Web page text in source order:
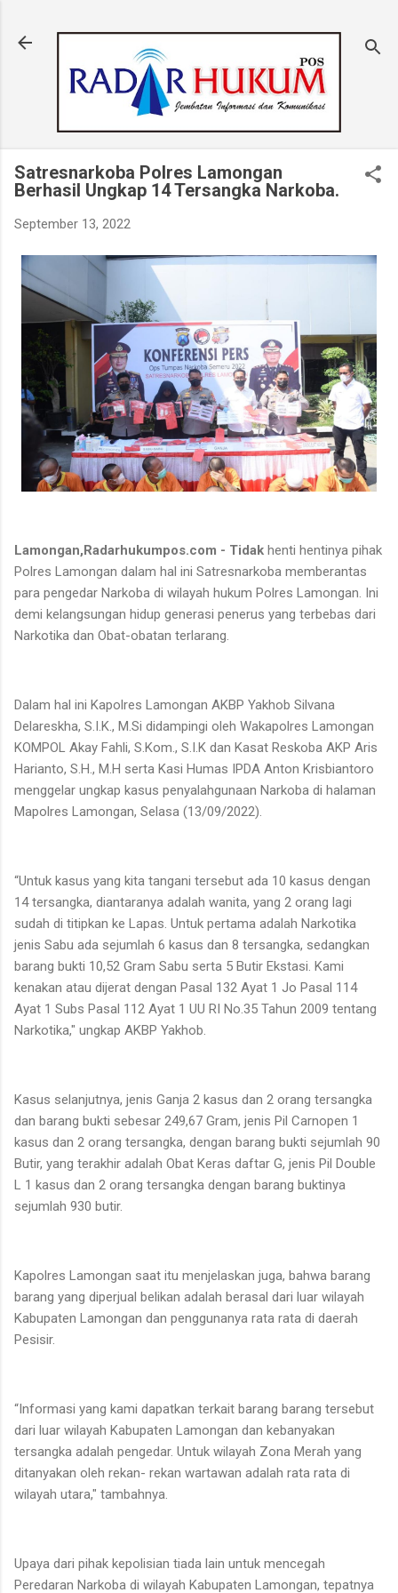
Satresnarkoba Polres Lamongan
Berhasil Ungkap 14 Tersangka Narkoba.
September 13, 2022
Lamongan,Radarhukumpos.com - Tidak henti hentinya pihak
Polres Lamongan dalam hal ini Satresnarkoba memberantas
para pengedar Narkoba di wilayah hukum Polres Lamongan. Ini
demi kelangsungan hidup generasi penerus yang terbebas dari
Narkotika dan Obat-obatan terlarang.
Dalam hal ini Kapolres Lamongan AKBP Yakhob Silvana
Delareskha, S.I.K., M.Si didampingi oleh Wakapolres Lamongan
KOMPOL Akay Fahli, S.Kom., S.I.K dan Kasat Reskoba AKP Aris
Harianto, S.H., M.H serta Kasi Humas IPDA Anton Krisbiantoro
menggelar ungkap kasus penyalahgunaan Narkoba di halaman
Mapolres Lamongan, Selasa (13/09/2022).
“Untuk kasus yang kita tangani tersebut ada 10 kasus dengan
14 tersangka, diantaranya adalah wanita, yang 2 orang lagi
sudah di titipkan ke Lapas. Untuk pertama adalah Narkotika
jenis Sabu ada sejumlah 6 kasus dan 8 tersangka, sedangkan
barang bukti 10,52 Gram Sabu serta 5 Butir Ekstasi. Kami
kenakan atau dijerat dengan Pasal 132 Ayat 1 Jo Pasal 114
Ayat 1 Subs Pasal 112 Ayat 1 UU RI No.35 Tahun 2009 tentang
Narkotika," ungkap AKBP Yakhob.
Kasus selanjutnya, jenis Ganja 2 kasus dan 2 orang tersangka
dan barang bukti sebesar 249,67 Gram, jenis Pil Carnopen 1
kasus dan 2 orang tersangka, dengan barang bukti sejumlah 90
Butir, yang terakhir adalah Obat Keras daftar G, jenis Pil Double
L 1 kasus dan 2 orang tersangka dengan barang buktinya
sejumlah 930 butir.
Kapolres Lamongan saat itu menjelaskan juga, bahwa barang
barang yang diperjual belikan adalah berasal dari luar wilayah
Kabupaten Lamongan dan penggunanya rata rata di daerah
Pesisir.
“Informasi yang kami dapatkan terkait barang barang tersebut
dari luar wilayah Kabupaten Lamongan dan kebanyakan
tersangka adalah pengedar. Untuk wilayah Zona Merah yang
ditanyakan oleh rekan- rekan wartawan adalah rata rata di
wilayah utara," tambahnya.
Upaya dari pihak kepolisian tiada lain untuk mencegah
Peredaran Narkoba di wilayah Kabupaten Lamongan, tepatnya